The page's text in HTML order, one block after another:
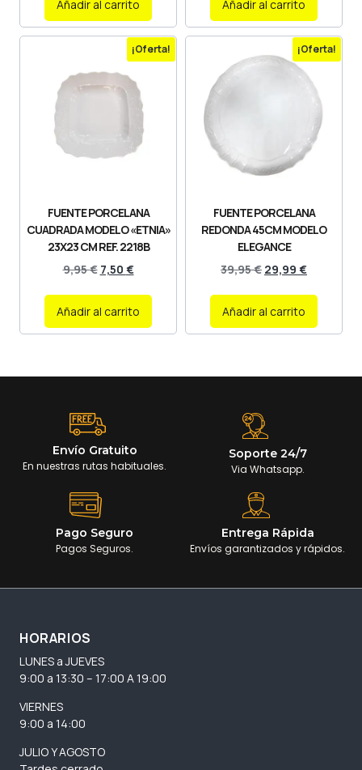
Añadir al carrito Añadir al carrito
¡Oferta!
FUENTE PORCELANA
CUADRADA MODELO «ETNIA»
23X23 CM REF. 2218B
9,95€ 7,50 €
Añadir al carrito
¡Oferta!
FUENTE PORCELANA
REDONDA 45CM MODELO
ELEGANCE
39,95€ 29,99 €
Añadir al carrito
Envío Gratuito
En nuestras rutas habituales.
Soporte 24/7
Via Whatsapp.
Pago Seguro
Pagos Seguros.
Entrega Rápida
Envíos garantizados y rápidos.
HORARIOS
LUNES a JUEVES
9:00 a 13:30 – 17:00 A 19:00
VIERNES
9:00 a 14:00
JULIO Y AGOSTO